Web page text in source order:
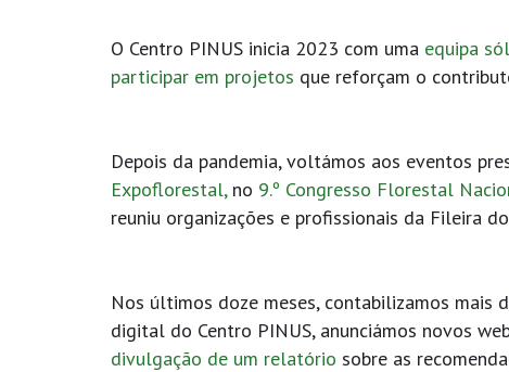
O Centro PINUS inicia 2023 com uma equipa
participar em projetos que reforçam o
Depois da pandemia, voltámos aos eventos
Expoflorestal,no 9.º Congresso Florestal
reuniu organizações e profissionais da Fileira
Nos últimos doze meses, contabilizamos mais
digital do Centro PINUS, anunciámos novos
divulgação de um relatório sobre as